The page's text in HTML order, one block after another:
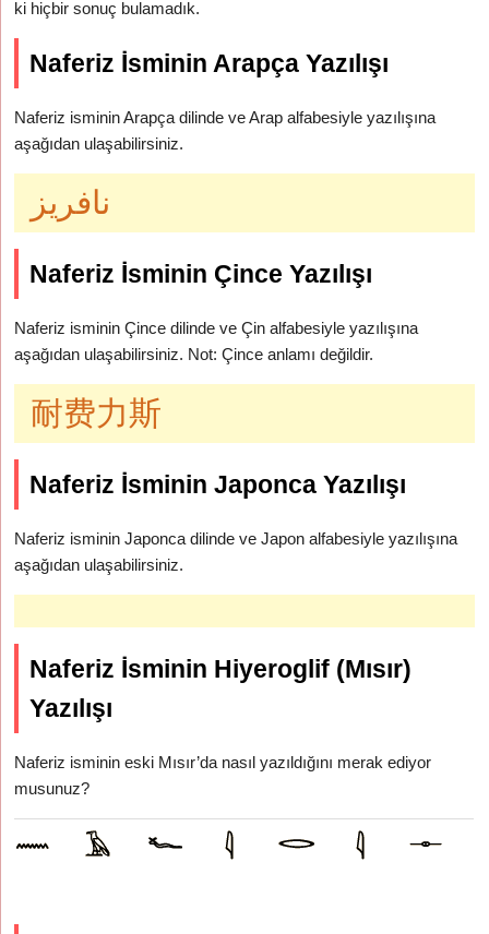
ki hiçbir sonuç bulamadık.
Naferiz İsminin Arapça Yazılışı
Naferiz isminin Arapça dilinde ve Arap alfabesiyle yazılışına
aşağıdan ulaşabilirsiniz.
نافريز
Naferiz İsminin Çince Yazılışı
Naferiz isminin Çince dilinde ve Çin alfabesiyle yazılışına
aşağıdan ulaşabilirsiniz. Not: Çince anlamı değildir.
耐费力斯
Naferiz İsminin Japonca Yazılışı
Naferiz isminin Japonca dilinde ve Japon alfabesiyle yazılışına
aşağıdan ulaşabilirsiniz.
Naferiz İsminin Hiyeroglif (Mısır)
Yazılışı
Naferiz isminin eski Mısır’da nasıl yazıldığını merak ediyor
musunuz?